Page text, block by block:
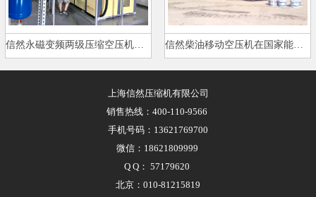
信然永磁变频两级压缩空压机在海… 信然柴油移动空压机在国家能源集…
上海信然压缩机有限公司
销售热线：400-110-9566
手机号码：13621769700
微信：18621809999
Q Q： 57179620
北京：010-81215819